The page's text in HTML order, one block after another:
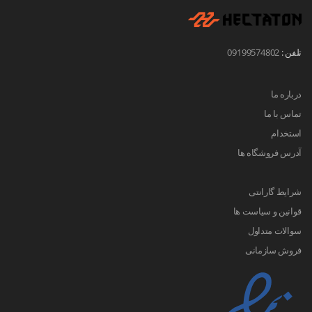
تلفن : 09199574802
درباره ما
تماس با ما
استخدام
آدرس فروشگاه ها
شرایط گارانتی
قوانین و سیاست ها
سوالات متداول
فروش سازمانی